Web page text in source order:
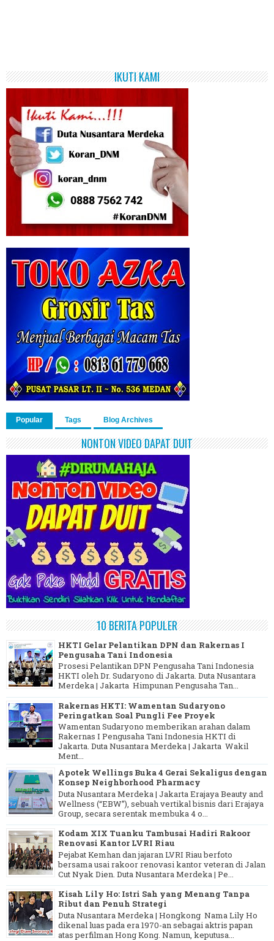
IKUTI KAMI
Popular Tags Blog Archives
NONTON VIDEO DAPAT DUIT
10 BERITA POPULER
HKTI Gelar Pelantikan DPN dan Rakernas I
Pengusaha Tani Indonesia
Prosesi Pelantikan DPN Pengusaha Tani Indonesia
HKTI oleh Dr. Sudaryono di Jakarta. Duta Nusantara
Merdeka | Jakarta Himpunan Pengusaha Tan...
Rakernas HKTI: Wamentan Sudaryono
Peringatkan Soal Pungli Fee Proyek
Wamentan Sudaryono memberikan arahan dalam
Rakernas I Pengusaha Tani Indonesia HKTI di
Jakarta. Duta Nusantara Merdeka | Jakarta Wakil
Ment...
Apotek Wellings Buka 4 Gerai Sekaligus dengan
Konsep Neighborhood Pharmacy
Duta Nusantara Merdeka | Jakarta Erajaya Beauty and
Wellness (“EBW”), sebuah vertikal bisnis dari Erajaya
Group, secara serentak membuka 4 o...
Kodam XIX Tuanku Tambusai Hadiri Rakoor
Renovasi Kantor LVRI Riau
Pejabat Kemhan dan jajaran LVRI Riau berfoto
bersama usai rakoor renovasi kantor veteran di Jalan
Cut Nyak Dien. Duta Nusantara Merdeka | Pe...
Kisah Lily Ho: Istri Sah yang Menang Tanpa
Ribut dan Penuh Strategi
Duta Nusantara Merdeka | Hongkong Nama Lily Ho
dikenal luas pada era 1970-an sebagai aktris papan
atas perfilman Hong Kong. Namun, keputusa...